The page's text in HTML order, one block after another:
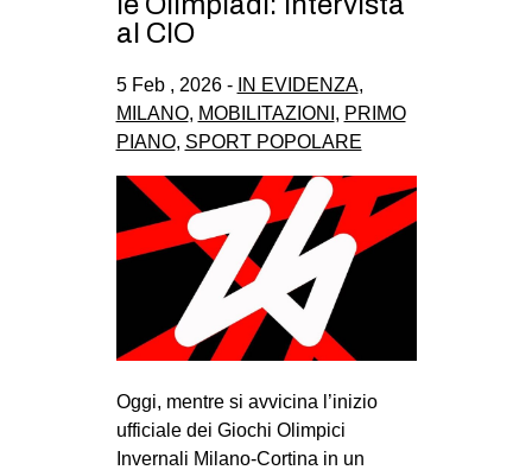
al CIO
5 Feb , 2026 - IN EVIDENZA,
MILANO, MOBILITAZIONI , PRIMO
PIANO, SPORT POPOLARE
Oggi, mentre si avvicina l’inizio
ufficiale dei Giochi Olimpici
Invernali Milano-Cortina in un